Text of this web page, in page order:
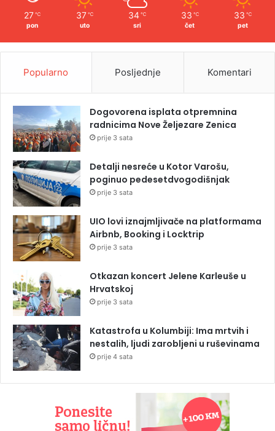
27 ℃
pon
37 ℃
uto
34 ℃
sri
33 ℃
čet
33 ℃
pet
Popularno Posljednje Komentari
Dogovorena isplata otpremnina
radnicima Nove Željezare Zenica
prije 3 sata
Detalji nesreće u Kotor Varošu,
poginuo pedesetdvogodišnjak
prije 3 sata
UIO lovi iznajmljivače na platformama
Airbnb, Booking i Locktrip
prije 3 sata
Otkazan koncert Jelene Karleuše u
Hrvatskoj
prije 3 sata
Katastrofa u Kolumbiji: Ima mrtvih i
nestalih, ljudi zarobljeni u ruševinama
prije 4 sata